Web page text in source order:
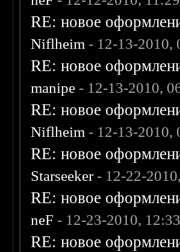
RE: новое
Niflheim - 12-13-2010,
RE: новое
manipe - 12-13-2010,
RE: новое
Niflheim - 12-13-2010,
RE: новое
Starseeker- 12-22-
RE: новое
neF - 12-23-2010,
RE: новое